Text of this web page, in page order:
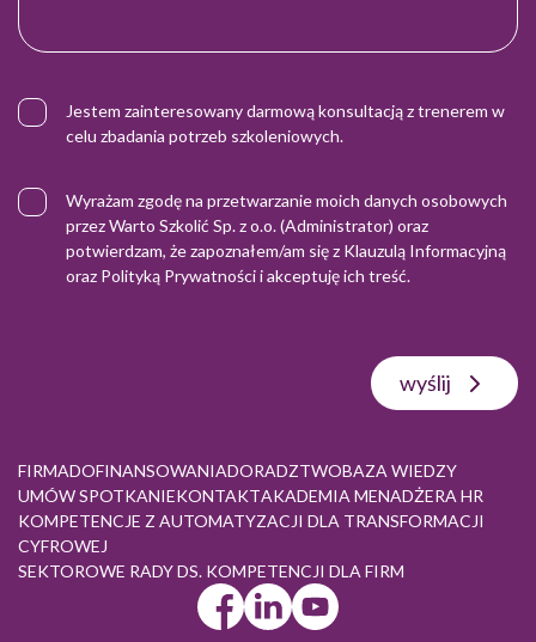
Jestem zainteresowany darmową konsultacją z trenerem w
celu zbadania potrzeb szkoleniowych.
Wyrażam zgodę na przetwarzanie moich danych osobowych
przez Warto Szkolić Sp. z o.o. (Administrator) oraz
potwierdzam, że zapoznałem/am się z Klauzulą Informacyjną
oraz Polityką Prywatnościi akceptuję ich treść.
wyślij
FIRMADOFINANSOWANIADORADZTWOBAZA WIEDZY
UMÓW SPOTKANIEKONTAKTAKADEMIA MENADŻERA HR
KOMPETENCJE Z AUTOMATYZACJI DLA TRANSFORMACJI
CYFROWEJ
SEKTOROWE RADY DS. KOMPETENCJI DLA FIRM